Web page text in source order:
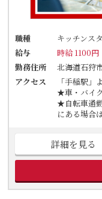
職種
キッチンス
給与
時給 1100円
勤務住所
北海道石狩
アクセス
「手稲駅
★車・バイ
★自転車通
にある場合
詳細を見る